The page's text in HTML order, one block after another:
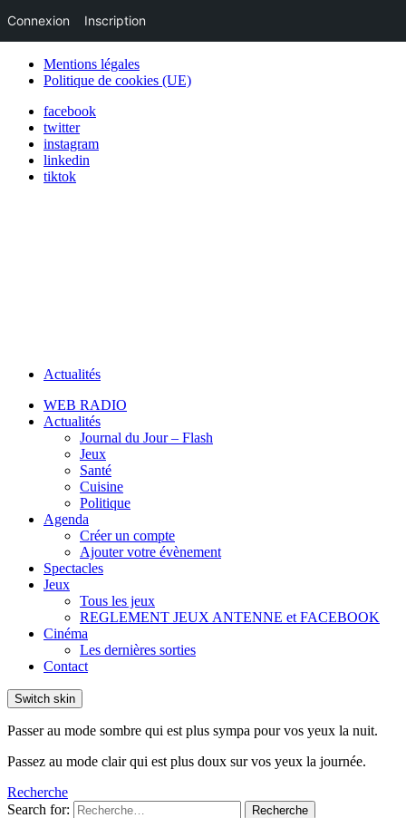
Mentions légales
Politique de cookies (UE)
facebook
twitter
instagram
linkedin
tiktok
Actualités
WEB RADIO
Actualités
Journal du Jour – Flash
Jeux
Santé
Cuisine
Politique
Agenda
Créer un compte
Ajouter votre évènement
Spectacles
Jeux
Tous les jeux
REGLEMENT JEUX ANTENNE et FACEBOOK
Cinéma
Les dernières sorties
Contact
Switch skin
Passer au mode sombre qui est plus sympa pour vos yeux la nuit.
Passez au mode clair qui est plus doux sur vos yeux la journée.
Recherche
Search for:
Recherche
Connexion Inscription